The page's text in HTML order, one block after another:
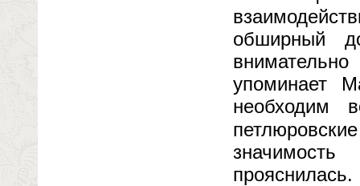
обширный
упоминает
необходим
прояснилась.